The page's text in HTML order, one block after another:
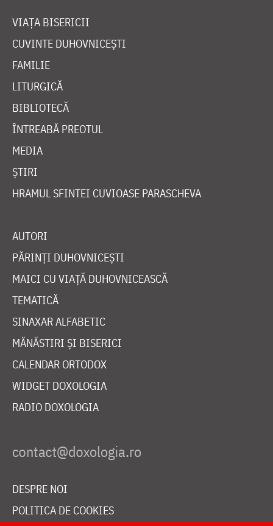
VIAȚA BISERICII
CUVINTE DUHOVNICEȘTI
FAMILIE
LITURGICĂ
BIBLIOTECĂ
ÎNTREABĂ PREOTUL
MEDIA
ȘTIRI
HRAMUL SFINTEI CUVIOASE PARASCHEVA
AUTORI
PĂRINȚI DUHOVNICEȘTI
MAICI CU VIAȚĂ DUHOVNICEASCĂ
TEMATICĂ
SINAXAR ALFABETIC
MĂNĂSTIRI ȘI BISERICI
CALENDAR ORTODOX
WIDGET DOXOLOGIA
RADIO DOXOLOGIA
DESPRE NOI
POLITICA DE COOKIES